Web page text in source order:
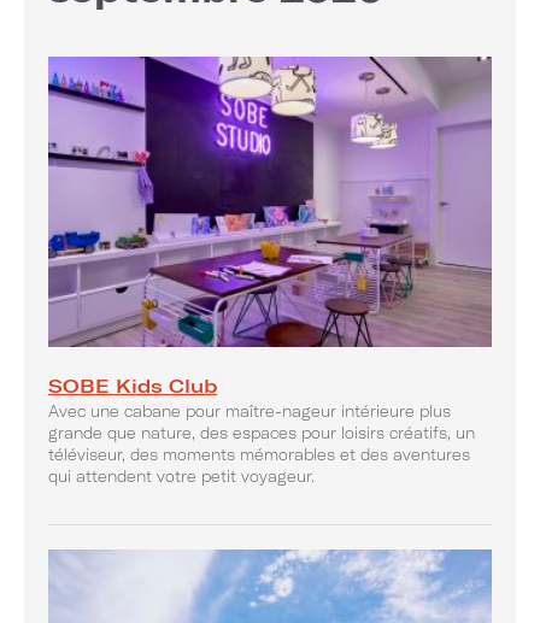
SOBE Kids Club
Avec une cabane pour maître-nageur intérieure plus
grande que nature, des espaces pour loisirs créatifs, un
téléviseur, des moments mémorables et des aventures
qui attendent votre petit voyageur.